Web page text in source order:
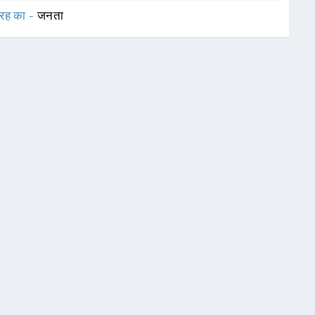
का -जनता